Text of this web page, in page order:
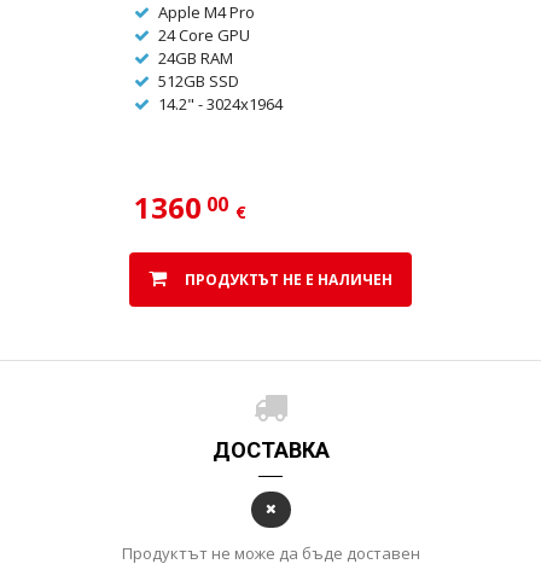
Apple M4 Pro
24 Core GPU
24GB RAM
512GB SSD
14.2" - 3024x1964
136000 €
ПРОДУКТЪТ НЕ Е НАЛИЧЕН
ДОСТАВКА
Продуктът не може да бъде доставен